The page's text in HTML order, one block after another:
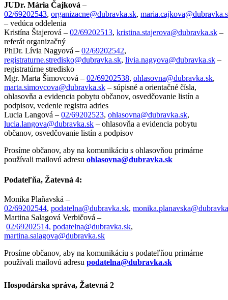
JUDr. Mária Čajková –
02/69202543, organizacne@dubravka.sk,
– vedúca oddelenia
Kristína Štajerová – 02/69202513, kristina.stajerova@dubravka.sk –
referát organizačný
PhDr. Lívia Nagyová – 02/69202542,
registraturne.stredisko@dubravka.sk, livia.nagyova@dubravka.sk –
registratúrne stredisko
Mgr. Marta Šimovcová – 02/69202538, ohlasovna@dubravka.sk,
marta.simovcova@dubravka.sk – súpisné a orientačné čísla,
ohlasovňa a evidencia pobytu občanov, osvedčovanie listín a
podpisov, vedenie registra adries
Lucia Langová – 02/69202523, ohlasovna@dubravka.sk,
lucia.langova@dubravka.sk – ohlasovňa a evidencia pobytu
občanov, osvedčovanie listín a podpisov
Prosíme občanov, aby na komunikáciu s ohlasovňou primárne
používali mailovú adresu ohlasovna@dubravka.sk
Podateľňa, Žatevná 4:
Monika Plaňavská –
02/69202544, podatelna@dubravka.sk,
Martina Salagová Verbičová –
02/69202514, podatelna@dubravka.sk,
martina.salagova@dubravka.sk
Prosíme občanov, aby na komunikáciu s podateľňou primárne
používali mailovú adresu podatelna@dubravka.sk
Hospodárska správa, Žatevná 2